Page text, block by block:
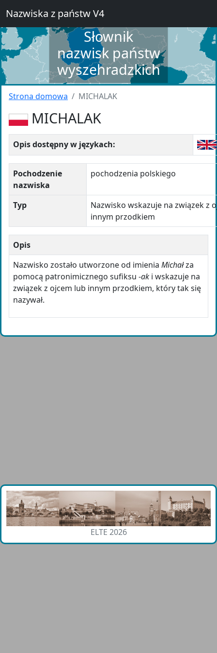
Nazwiska z państw V4
Słownik
nazwisk państw
wyszehradzkich
Strona domowa MICHALAK
MICHALAK
Opis dostępny w językach:
Pochodzenie
nazwiska
pochodzenia polskiego
Typ
Nazwisko wskazuje na związek z
innym przodkiem
Opis
Nazwisko zostało utworzone od imienia Michałza
pomocą patronimicznego sufiksu -ak i wskazuje na
związek z ojcem lub innym przodkiem, który tak się
nazywał.
ELTE 2026